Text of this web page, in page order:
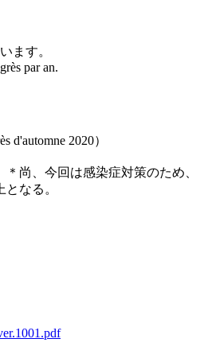
ています。
par an.
d'automne 2020）
尚、今回は感染症対策のため、
なる。